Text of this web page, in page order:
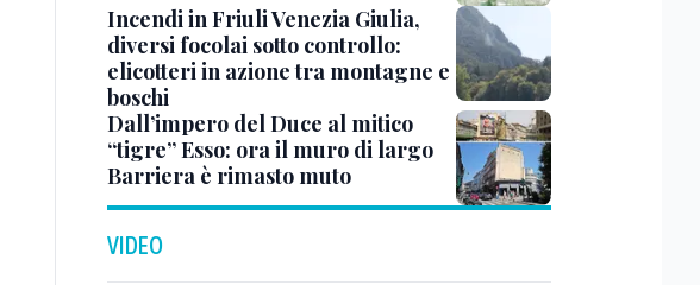
Incendi in Friuli Venezia Giulia,
diversi focolai sotto controllo:
elicotteri in azione tra montagne e
boschi
Dall’impero del Duce al mitico
“tigre” Esso: ora il muro di largo
Barriera è rimasto muto
VIDEO